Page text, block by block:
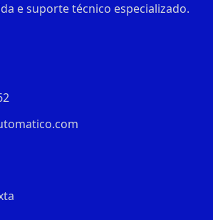
e suporte técnico especializado.